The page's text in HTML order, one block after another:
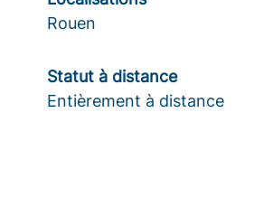
Rouen
Statut à distance
Entièrement à distance